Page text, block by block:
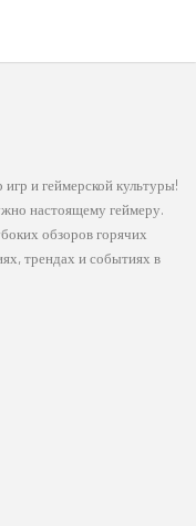
и геймерской культуры!
настоящему геймеру.
обзоров горячих
трендах и событиях в